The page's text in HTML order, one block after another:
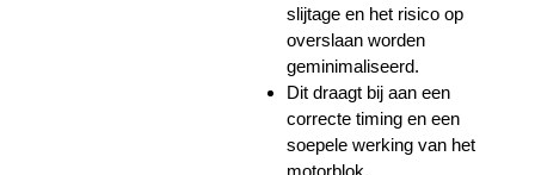
slijtage en het risico op
overslaan worden
geminimaliseerd.
Dit draagt bij aan een
correcte timing en een
soepele werking van het